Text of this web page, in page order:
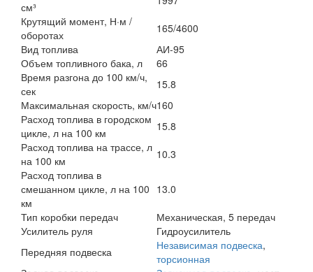
см³
Крутящий момент, Н·м /
оборотах
165/4600
Вид топлива
АИ-95
Объем топливного бака, л
66
Время разгона до 100 км/ч,
сек
15.8
Максимальная скорость, км/ч160
Расход топлива в городском
цикле, л на 100 км
15.8
Расход топлива на трассе, л
на 100 км
10.3
Расход топлива в
смешанном цикле, л на 100
км
13.0
Тип коробки передач
Механическая, 5 передач
Усилитель руля
Гидроусилитель
Передняя подвеска
Независимая подвеска,
торсионная